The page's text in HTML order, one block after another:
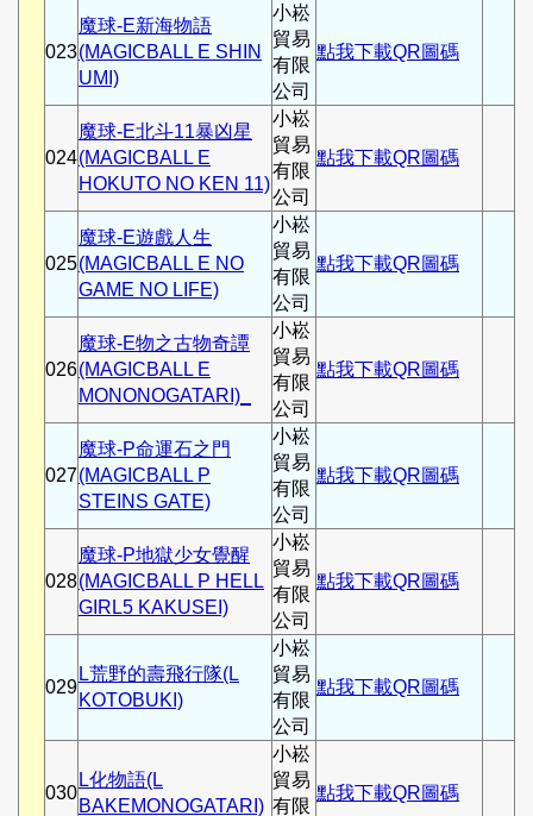
023
魔球-E新海物語
(MAGICBALL E SHIN
UMI)
小崧
貿易
有限
公司
點我下載QR圖碼
024
魔球-E北斗11暴凶星
(MAGICBALL E
HOKUTO NO KEN 11)
小崧
貿易
有限
公司
點我下載QR圖碼
025
魔球-E遊戲人生
(MAGICBALL E NO
GAME NO LIFE)
小崧
貿易
有限
公司
點我下載QR圖碼
026
魔球-E物之古物奇譚
(MAGICBALL E
MONONOGATARI)_
小崧
貿易
有限
公司
點我下載QR圖碼
027
魔球-P命運石之門
(MAGICBALL P
STEINS GATE)
小崧
貿易
有限
公司
點我下載QR圖碼
028
魔球-P地獄少女覺醒
(MAGICBALL P HELL
GIRL5 KAKUSEI)
小崧
貿易
有限
公司
點我下載QR圖碼
029
L荒野的壽飛行隊(L
KOTOBUKI)
小崧
貿易
有限
公司
點我下載QR圖碼
030
L化物語(L
BAKEMONOGATARI)
小崧
貿易
有限
點我下載QR圖碼